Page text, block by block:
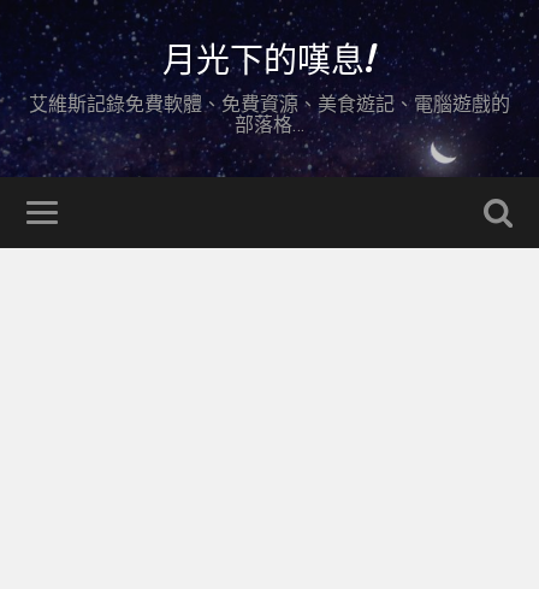
月光下的嘆息!
艾維斯記錄免費軟體、免費資源、美食遊記、電腦遊戲的
部落格…